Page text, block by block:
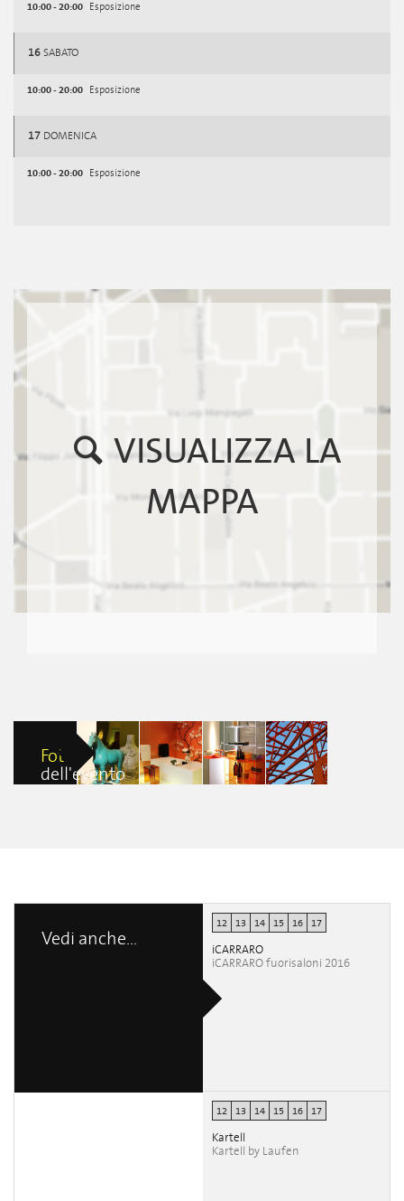
10:00 - 20:00 Esposizione
16 SABATO
10:00 - 20:00 Esposizione
17 DOMENICA
10:00 - 20:00 Esposizione
VISUALIZZA LA
MAPPA
Foto
dell'evento
Vedi anche...
12 13 14 15 16 17
iCARRARO
iCARRARO fuorisaloni 2016
12 13 14 15 16 17
Kartell
Kartell by Laufen